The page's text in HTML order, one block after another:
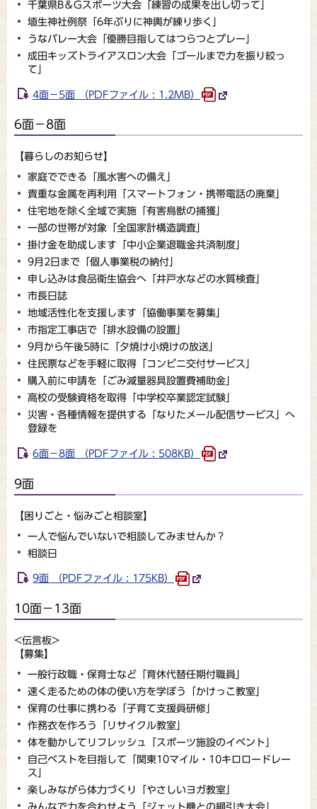
千葉県B＆Gスポーツ大会「練習の成果を出し切って」
埴生神社例祭「6年ぶりに神輿が練り歩く」
うなバレー大会「優勝目指してはつらつとプレー」
成田キッズトライアスロン大会「ゴールまで力を振り絞っ
て」
4面－5面 （PDFファイル : 1.2MB）
6面－8面
【暮らしのお知らせ】
家庭でできる「風水害への備え」
貴重な金属を再利用「スマートフォン・携帯電話の廃棄」
住宅地を除く全域で実施「有害鳥獣の捕獲」
一部の世帯が対象「全国家計構造調査」
掛け金を助成します「中小企業退職金共済制度」
9月2日まで「個人事業税の納付」
申し込みは食品衛生協会へ「井戸水などの水質検査」
市長日誌
地域活性化を支援します「協働事業を募集」
市指定工事店で「排水設備の設置」
9月から午後5時に「夕焼け小焼けの放送」
住民票などを手軽に取得「コンビニ交付サービス」
購入前に申請を「ごみ減量器具設置費補助金」
高校の受験資格を取得「中学校卒業認定試験」
災害・各種情報を提供する「なりたメール配信サービス」へ
登録を
6面－8面 （PDFファイル : 508KB）
9面
【困りごと・悩みごと相談室】
一人で悩んでいないで相談してみませんか？
相談日
9面 （PDFファイル : 175KB）
10面－13面
<伝言板>
【募集】
一般行政職・保育士など「育休代替任期付職員」
速く走るための体の使い方を学ぼう「かけっこ教室」
保育の仕事に携わる「子育て支援員研修」
作務衣を作ろう「リサイクル教室」
体を動かしてリフレッシュ「スポーツ施設のイベント」
自己ベストを目指して「関東10マイル・10キロロードレー
ス」
楽しみながら体力づくり「やさしいヨガ教室」
みんなで力を合わせよう「ジェット機との綱引き大会」